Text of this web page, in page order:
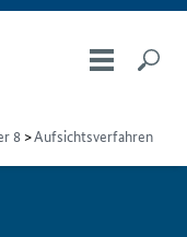
8 Aufsichtsverfahren